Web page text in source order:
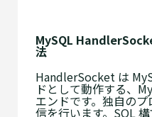
MySQL
法
HandlerSocket は
ドとして動作する、
エンドです。独自の
信を行います。SQL